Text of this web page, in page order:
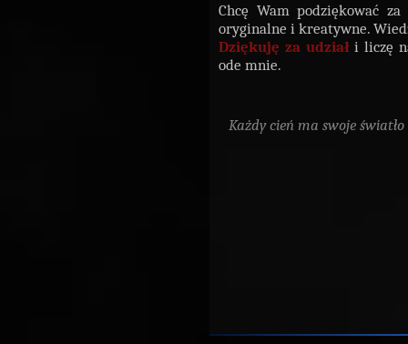
Chcę Wam podziękować
oryginalne i kreatywne.
Dziękuję za udziałi liczę
ode mnie.
Każdy cień ma swoje